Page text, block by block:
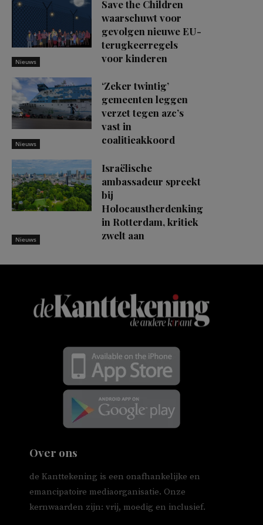
Nieuws
Save the Children
waarschuwt voor
gevolgen nieuwe EU-
terugkeerregels
voor kinderen
Nieuws
‘Zeker twintig’
gemeenten leggen
verzet tegen azc’s
vast in
coalitieakkoord
Nieuws
Israëlische
ambassadeur spreekt
bij
Holocaustherdenking
in Rotterdam, kritiek
zwelt aan
Over ons
de Kanttekening is een onafhankelijke en
emancipatoire mediaorganisatie. Onze
kernwaarden zijn: vrij, moedig en inclusief.